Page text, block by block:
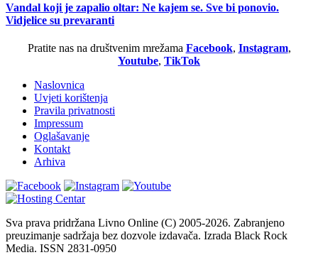
Vandal koji je zapalio oltar: Ne kajem se. Sve bi ponovio.
Vidjelice su prevaranti
Pratite nas na društvenim mrežama Facebook, Instagram,
Youtube, TikTok
Naslovnica
Uvjeti korištenja
Pravila privatnosti
Impressum
Oglašavanje
Kontakt
Arhiva
Sva prava pridržana Livno Online (C) 2005-2026. Zabranjeno
preuzimanje sadržaja bez dozvole izdavača. Izrada Black Rock
Media. ISSN 2831-0950